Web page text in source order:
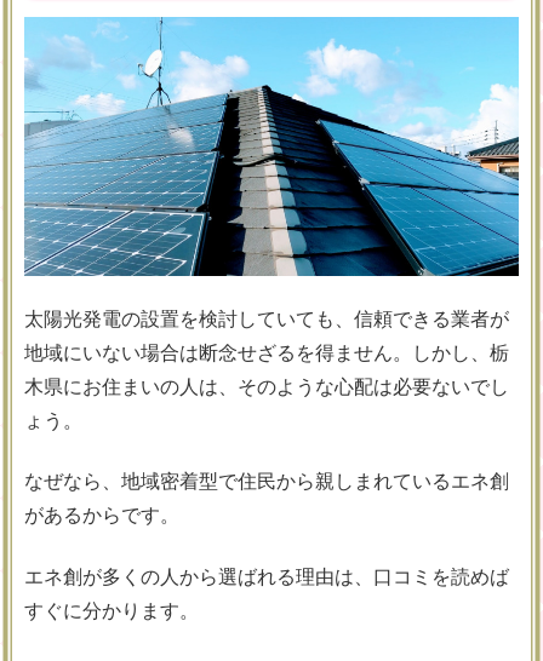
太陽光発電の設置を検討していても、信頼できる業者が
地域にいない場合は断念せざるを得ません。しかし、栃
木県にお住まいの人は、そのような心配は必要ないでし
ょう。
なぜなら、地域密着型で住民から親しまれているエネ創
があるからです。
エネ創が多くの人から選ばれる理由は、口コミを読めば
すぐに分かります。